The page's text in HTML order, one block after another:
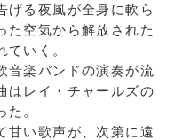
げる夜風が全身に軟ら
た空気から解放された
いく。
楽バンドの演奏が流
はレイ・チャールズの
た。
い歌声が、次第に遠